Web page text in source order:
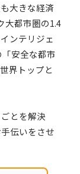
大きな経済
大都市圏の1.4
ンテリジェ
安全な都市
界トップと
とを解決
伝いをさせ